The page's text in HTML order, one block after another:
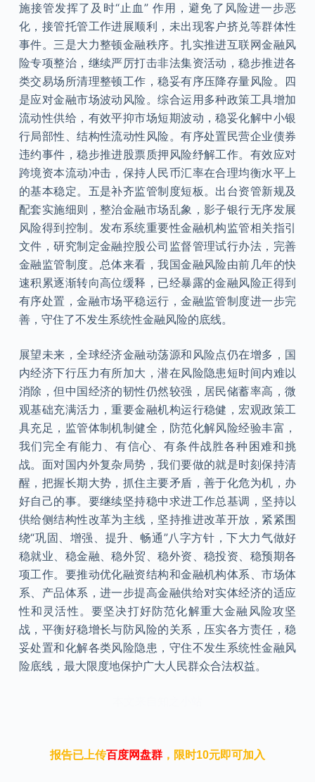
施接管发挥了及时“止血” 作用，避免了风险进一步恶
化，接管托管工作进展顺利，未出现客户挤兑等群体性
事件。三是大力整顿金融秩序。扎实推进互联网金融风
险专项整治，继续严厉打击非法集资活动，稳步推进各
类交易场所清理整顿工作，稳妥有序压降存量风险。四
是应对金融市场波动风险。综合运用多种政策工具增加
流动性供给，有效平抑市场短期波动，稳妥化解中小银
行局部性、结构性流动性风险。有序处置民营企业债券
违约事件，稳步推进股票质押风险纾解工作。有效应对
跨境资本流动冲击，保持人民币汇率在合理均衡水平上
的基本稳定。五是补齐监管制度短板。出台资管新规及
配套实施细则，整治金融市场乱象，影子银行无序发展
风险得到控制。发布系统重要性金融机构监管相关指引
文件，研究制定金融控股公司监督管理试行办法，完善
金融监管制度。总体来看，我国金融风险由前几年的快
速积累逐渐转向高位缓释，已经暴露的金融风险正得到
有序处置，金融市场平稳运行，金融监管制度进一步完
善，守住了不发生系统性金融风险的底线。
展望未来，全球经济金融动荡源和风险点仍在增多，国
内经济下行压力有所加大，潜在风险隐患短时间内难以
消除，但中国经济的韧性仍然较强，居民储蓄率高，微
观基础充满活力，重要金融机构运行稳健，宏观政策工
具充足，监管体制机制健全，防范化解风险经验丰富，
我们完全有能力、有信心、有条件战胜各种困难和挑
战。面对国内外复杂局势，我们要做的就是时刻保持清
醒，把握长期大势，抓住主要矛盾，善于化危为机，办
好自己的事。要继续坚持稳中求进工作总基调，坚持以
供给侧结构性改革为主线，坚持推进改革开放，紧紧围
绕“巩固、增强、提升、畅通”八字方针，下大力气做好
稳就业、稳金融、稳外贸、稳外资、稳投资、稳预期各
项工作。要推动优化融资结构和金融机构体系、市场体
系、产品体系，进一步提高金融供给对实体经济的适应
性和灵活性。要坚决打好防范化解重大金融风险攻坚
战，平衡好稳增长与防风险的关系，压实各方责任，稳
妥处置和化解各类风险隐患，守住不发生系统性金融风
险底线，最大限度地保护广大人民群众合法权益。
报告已上传百度网盘群，限时10元即可加入